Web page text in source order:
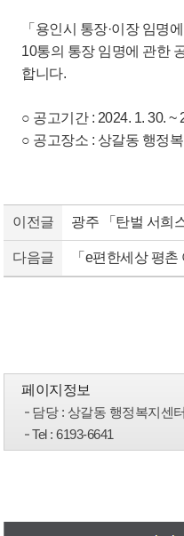
「용인시 통장·이장 임명
10통의 통장 임명에 관한
합니다.
○ 공고기간 : 2024. 1. 30. ~
○ 공고장소 : 상갈동 행정
이전글 광주 「탄벌 서희
다음글 「e편한세상 평
페이지정보
담당: 상갈동 행정복지센
Tel: 6193-6641